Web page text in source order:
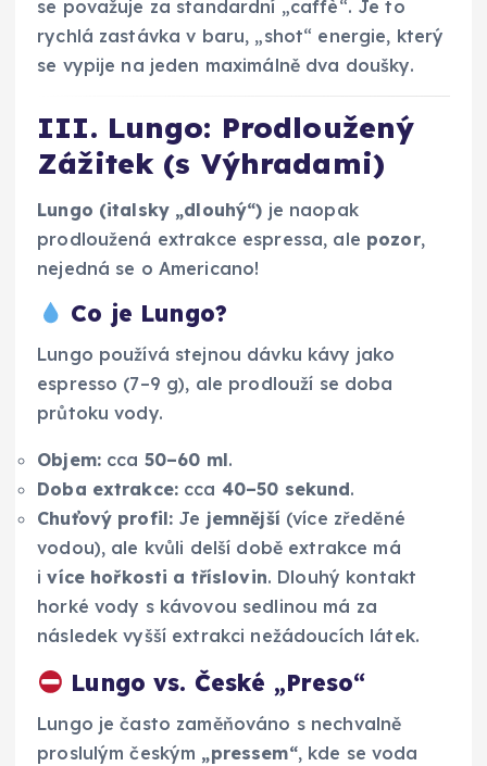
se považuje za standardní „caffè“. Je to
rychlá zastávka v baru, „shot“ energie, který
se vypije na jeden maximálně dva doušky.
III. Lungo: Prodloužený
Zážitek (s Výhradami)
Lungo (italsky „dlouhý“) je naopak
prodloužená extrakce espressa, ale pozor,
nejedná se o Americano!
Co je Lungo?
Lungo používá stejnou dávku kávy jako
espresso (7–9 g), ale prodlouží se doba
průtoku vody.
Objem:cca 50–60 ml.
Doba extrakce: cca 40–50 sekund.
Chuťový profil: Je jemnější (více zředěné
vodou), ale kvůli delší době extrakce má
ivíce hořkosti a tříslovin. Dlouhý kontakt
horké vody s kávovou sedlinou má za
následek vyšší extrakci nežádoucích látek.
Lungo vs. České „Preso“
Lungo je často zaměňováno s nechvalně
proslulým českým „pressem“, kde se voda